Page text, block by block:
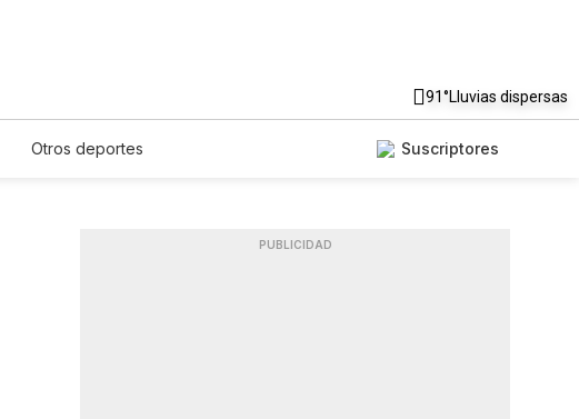
91°Lluvias dispersas
Otros deportes Suscriptores
PUBLICIDAD